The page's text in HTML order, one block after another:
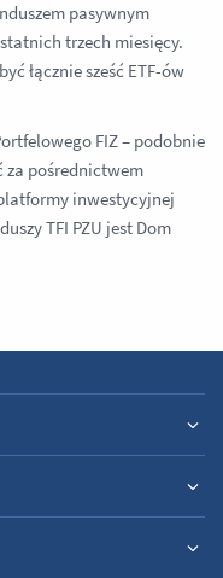
pasywnym
trzech miesięcy.
łącznie sześć ETF-ów
FIZ – podobnie
za pośrednictwem
inwestycyjnej
TFI PZU jest Dom